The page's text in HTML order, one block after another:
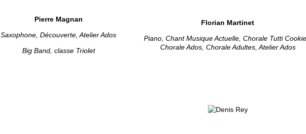
Pierre Magnan
Saxophone, Découverte, Atelier Ados
Big Band, classe Triolet
Florian Martinet
Piano, Chant Musique Actuelle, Chorale Tutti
Chorale Ados, Chorale Adultes, Atelier Ados